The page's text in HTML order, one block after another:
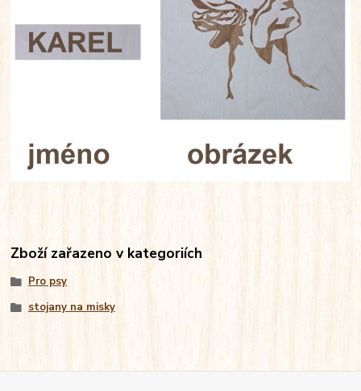
Zboží zařazeno v kategoriích
Pro psy
stojany na misky